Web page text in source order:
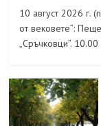
10 август 2026 г.
от вековете”:
„Сръчковци”. 10.00